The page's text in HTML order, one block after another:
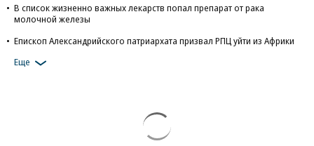
В список жизненно важных лекарств попал препарат от рака
молочной железы
Епископ Александрийского патриархата призвал РПЦ уйти из Африки
Еще